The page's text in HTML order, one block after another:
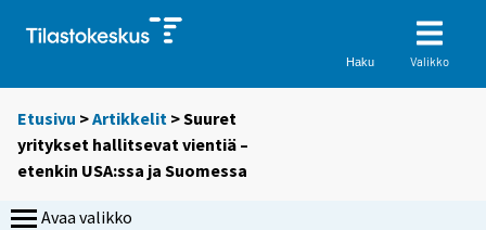
Haku Valikko
Etusivu >Artikkelit > Suuret
yritykset hallitsevat vientiä –
etenkin USA:ssa ja Suomessa
Avaa valikko